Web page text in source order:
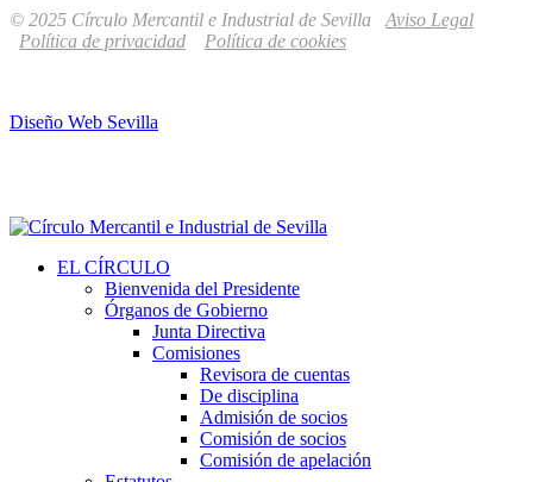
© 2025 Círculo Mercantil e Industrial de Sevilla Aviso Legal
Política de privacidad
Política de cookies
Diseño Web Sevilla
EL CÍRCULO
Bienvenida del Presidente
Órganos de Gobierno
Junta Directiva
Comisiones
Revisora de cuentas
De disciplina
Admisión de socios
Comisión de socios
Comisión de apelación